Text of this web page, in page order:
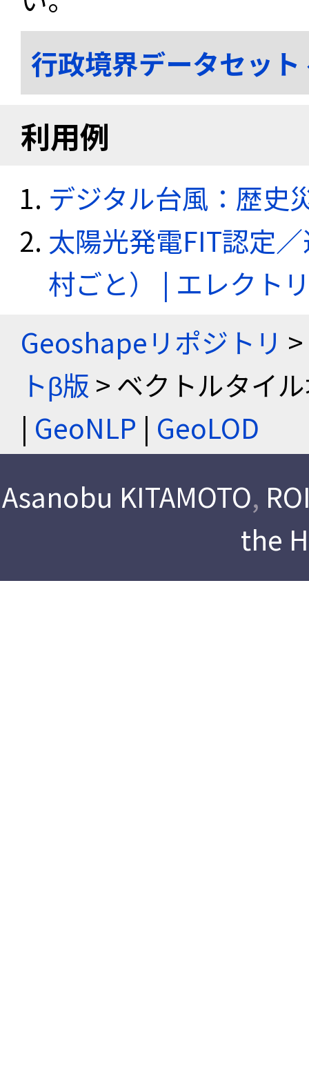
行政境界データセッ
利用例
デジタル台風：歴史
太陽光発電FIT認定
村ごと） | エレクト
Geoshapeリポジトリ >
トβ版 > ベクトルタイ
| GeoNLP | GeoLOD
Asanobu KITAMOTO,
the